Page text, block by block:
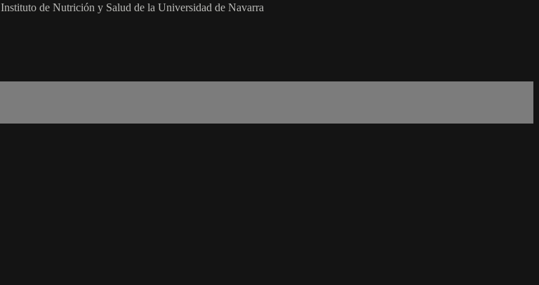
de Nutrición y Salud de la Universidad de Navarra